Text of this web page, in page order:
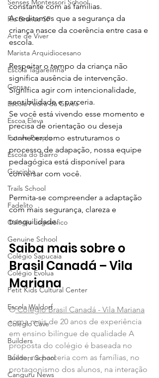
Senses Montessori School
Rio Branco SP
Arte de Viver
Marista Arquidiocesano
Escola Tagarelinha
Consa
Escola Pedra da Gávea
Escoa Eleva
Future People
Escola do Bairro
Gracinha
Trails School
Fadelito
Colégio Logosófico
Genuine School
Colégio Sapucaia
Colégio Evolua
Petit Kids Cultural Center
Escola Waldorf
Colégio Cave
Builders
Builders School
Canguru News
constante com as famílias.
Acreditamos que a segurança da
criança nasce da coerência entre casa e
escola.
Respeitar o tempo da criança não
significa ausência de intervenção.
Significa agir com intencionalidade,
sensibilidade e parceria.
Se você está vivendo esse momento e
precisa de orientação ou deseja
conhecer como estruturamos o
processo de adapação, nossa equipe
pedagógica está disponível para
conversar com você.
Permita-se compreender a adaptação
com mais segurança, clareza e
tranquilidade.
Saiba mais sobre o
Brasil Canadá – Vila
Mariana
O Colégio Brasil Canadá - Vila Mariana
soma mais de 20 anos de experiência
em ensino bilíngue de qualidade A
proposta do colégio é baseada no
afeto, na parceria com as famílias, no
protagonismo dos alunos, na interação